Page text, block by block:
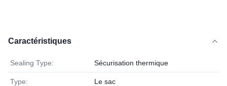
Caractéristiques
Sealing Type: Sécurisation thermique
Type: Le sac